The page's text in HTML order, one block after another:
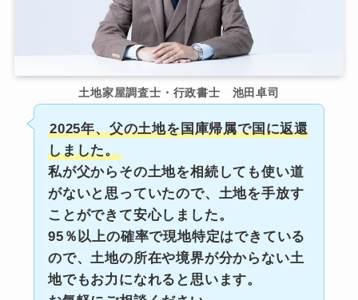
土地家屋調査士・行政書士 池田卓司
2025年、父の土地を国庫帰属で国に返還
しました。
私が父からその土地を相続しても使い道
がないと思っていたので、土地を手放す
ことができて安心しました。
95％以上の確率で現地特定はできている
ので、土地の所在や境界が分からない土
地でもお力になれると思います。